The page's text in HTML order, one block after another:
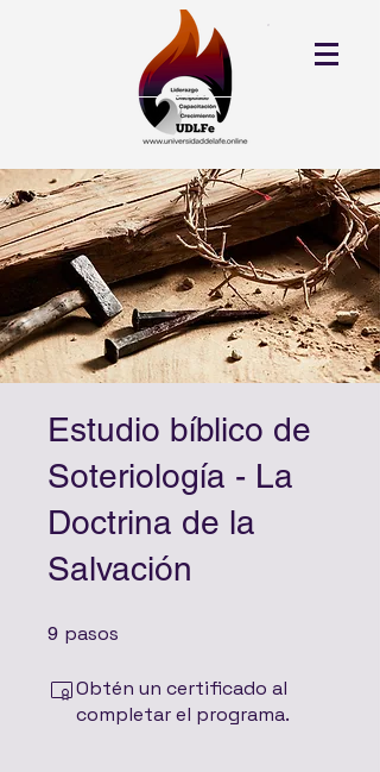
Estudio bíblico de
Soteriología - La
Doctrina de la
Salvación
9 pasos
Obtén un certificado al
completar el programa.